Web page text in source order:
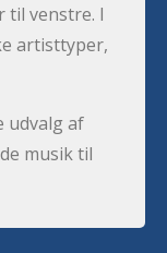
til venstre. I
artisttyper,
udvalg af
musik til